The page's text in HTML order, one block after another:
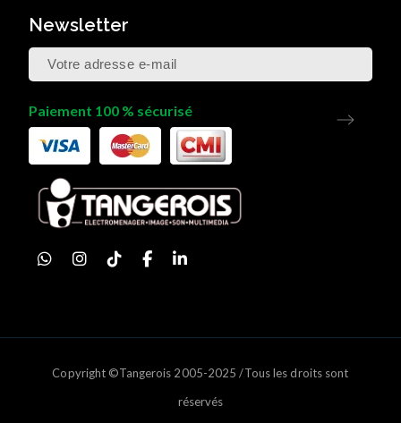
Newsletter
Paiement 100 % sécurisé
Copyright ©Tangerois 2005-2025 /Tous les droits sont
réservés